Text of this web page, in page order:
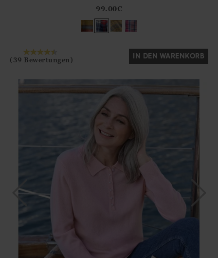
?? ""
Ja Nein
99.00€
(39 Bewertungen) IN DEN WARENKORB